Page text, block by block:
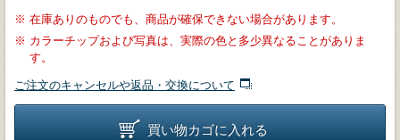
※ 在庫ありのものでも、商品が確保できない場合があります。
※ カラーチップおよび写真は、実際の色と多少異なることがありま
す。
ご注文のキャンセルや返品・交換について
買い物カゴに入れる